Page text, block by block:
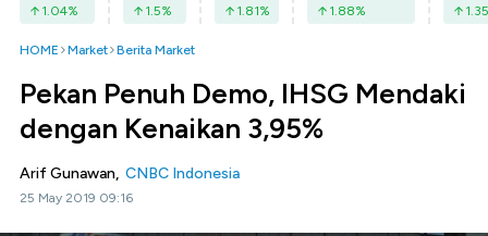
1.04% 1.5% 1.81% 1.88% 1.35
HOME Market Berita Market
Pekan Penuh Demo, IHSG Mendaki
dengan Kenaikan 3,95%
Arif Gunawan, CNBC Indonesia
25 May 2019 09:16